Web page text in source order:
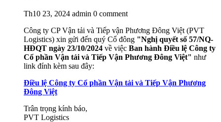
Th10 23, 2024 admin 0 comment
Công ty CP Vận tải và Tiếp vận Phương Đông Việt (PVT
Logistics) xin gửi đến quý Cổ đông "Nghị quyết số 57/NQ-
HĐQT ngày 23/10/2024 về việc Ban hành Điều lệ Công ty
Cổ phần Vận tải và Tiếp Vận Phương Đông Việt" như
link đính kèm sau đây:
Điều lệ Công ty Cổ phần Vận tải và Tiếp Vận Phương
Đông Việt
Trân trọng kính báo,
PVT Logistics